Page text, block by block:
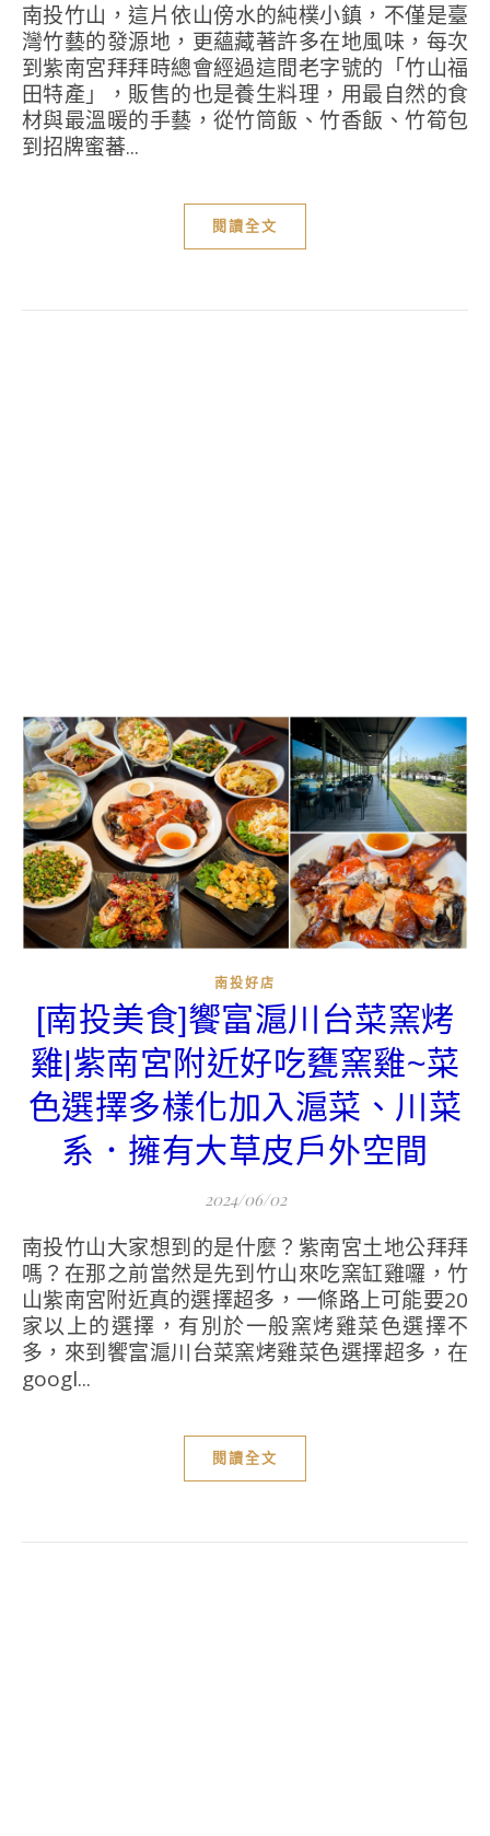
南投竹山，這片依山傍水的純樸小鎮，不僅是臺
灣竹藝的發源地，更蘊藏著許多在地風味，每次
到紫南宮拜拜時總會經過這間老字號的「竹山福
田特產」，販售的也是養生料理，用最自然的食
材與最溫暖的手藝，從竹筒飯、竹香飯、竹筍包
到招牌蜜蕃...
閱讀全文
南投好店
[南投美食]饗富滬川台菜窯烤
雞|紫南宮附近好吃甕窯雞~菜
色選擇多樣化加入滬菜、川菜
系．擁有大草皮戶外空間
2024/06/02
南投竹山大家想到的是什麼？紫南宮土地公拜拜
嗎？在那之前當然是先到竹山來吃窯缸雞囉，竹
山紫南宮附近真的選擇超多，一條路上可能要20
家以上的選擇，有別於一般窯烤雞菜色選擇不
多，來到饗富滬川台菜窯烤雞菜色選擇超多，在
googl...
閱讀全文